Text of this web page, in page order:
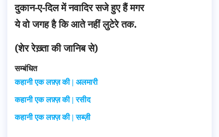
दुकान-ए-दिल में नवादिर सजे हुए हैं मगर
ये वो जगह है कि आते नहीं लुटेरे तक.
(शेर रेख़्ता की जानिब से)
सम्बंधित
कहानी एक लफ़्ज़ की | अलमारी
कहानी एक लफ़्ज़ की | रसीद
कहानी एक लफ़्ज़ की | सब्ज़ी